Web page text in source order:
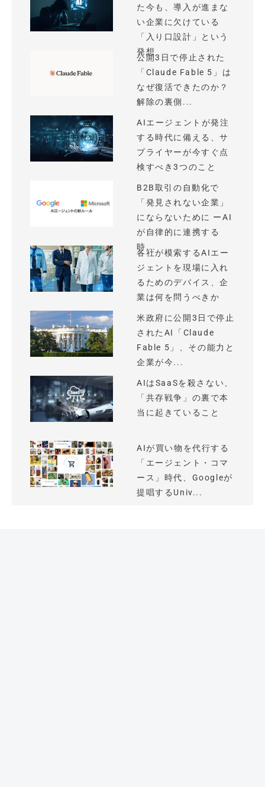
た今も、導入が進まな
い企業に欠けている
「入り口設計」という
発想
公開3日で停止された
「Claude Fable 5」は
なぜ復活できたのか？
解除の裏側...
AIエージェントが発注
する時代に備える、サ
プライヤーが今すぐ点
検すべき3つのこと
B2B取引の自動化で
「発見されない企業」
にならないために ーAI
が自律的に連携する
時...
各社が模索するAIエー
ジェントを現場に入れ
るためのデバイス、企
業は何を問うべきか
米政府に公開3日で停止
されたAI「Claude
Fable 5」、その能力と
企業が今...
AIはSaaSを殺さない、
「共存戦争」の裏で本
当に起きていること
AIが買い物を代行する
「エージェント・コマ
ース」時代、Googleが
提唱するUniv...